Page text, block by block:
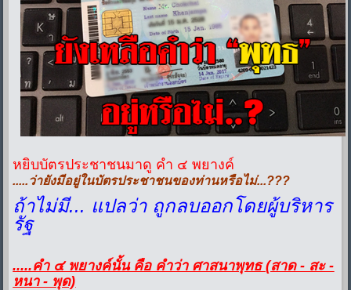
หยิบบัตรประชาชนมาดู คำ ๔ พยางค์
.....ว่ายังมีอยู่ในบัตรประชาชนของท่านหรือไม่...???
ถ้าไม่มี... แปลว่า ถูกลบออกโดยผู้บริหาร
รัฐ
.....คำ ๔ พยางค์นั้น คือ คำว่า ศาสนาพุทธ (สาด - สะ -
หนา - พุด)